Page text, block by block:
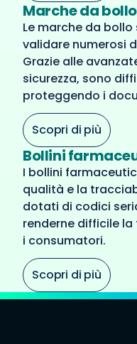
Marche da bollo
Le marche da
validare numerosi
Grazie alle
sicurezza, sono
proteggendo i
Scopri di più
Bollini
I bollini
qualità e la
dotati di codici
renderne difficile
i consumatori.
Scopri di più